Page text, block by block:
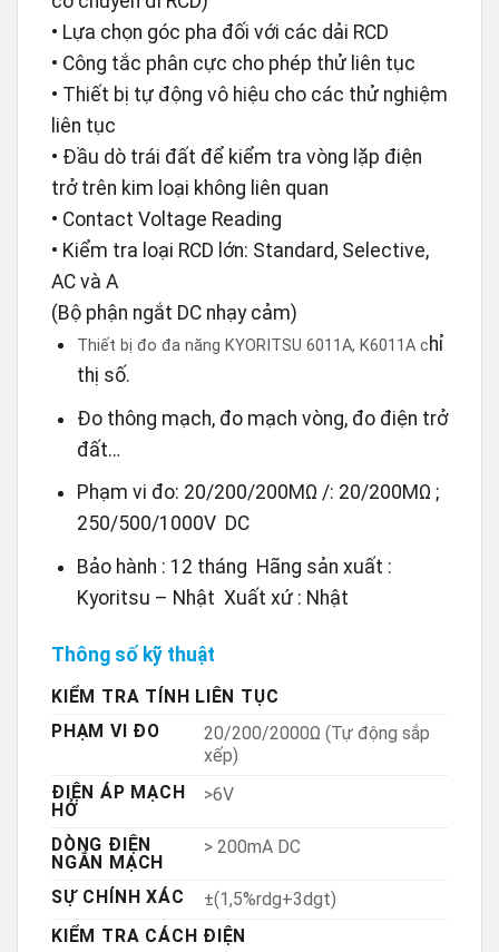
• Lựa chọn góc pha đối với các dải RCD
• Công tắc phân cực cho phép thử liên tục
• Thiết bị tự động vô hiệu cho các thử nghiệm
liên tục
• Đầu dò trái đất để kiểm tra vòng lặp điện
trở trên kim loại không liên quan
• Contact Voltage Reading
• Kiểm tra loại RCD lớn: Standard, Selective,
AC và A
(Bộ phận ngắt DC nhạy cảm)
Thiết bị đo đa năng KYORITSU 6011A, K6011A chỉ
thị số.
Đo thông mạch, đo mạch vòng, đo điện trở
đất…
Phạm vi đo: 20/200/200MΩ /: 20/200MΩ ;
250/500/1000V DC
Bảo hành : 12 tháng Hãng sản xuất :
Kyoritsu – Nhật Xuất xứ : Nhật
Thông số kỹ thuật
KIỂM TRA TÍNH LIÊN TỤC
PHẠM VI ĐO
20/200/2000Ω (Tự động sắp
xếp)
ĐIỆN ÁP MẠCH
HỞ
>6V
DÒNG ĐIỆN
NGẮN MẠCH
> 200mA DC
SỰ CHÍNH XÁC
±(1,5%rdg+3dgt)
KIỂM TRA CÁCH ĐIỆN